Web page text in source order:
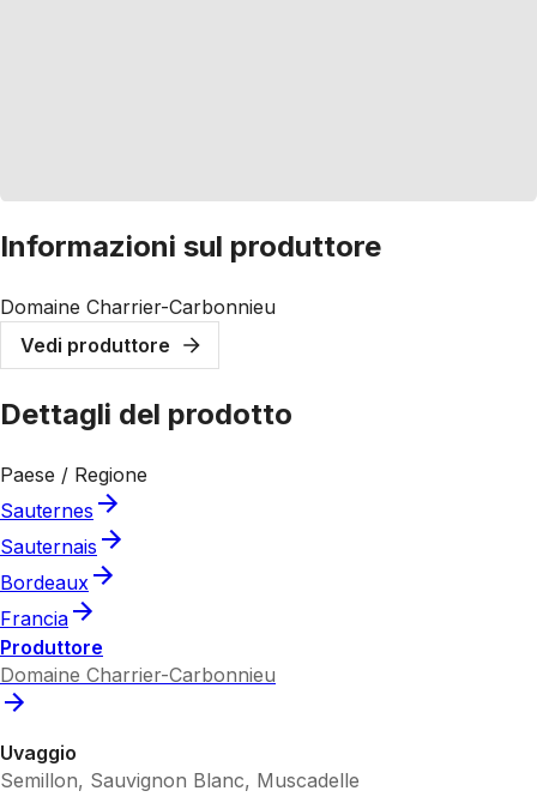
Informazioni sul produttore
Domaine Charrier-Carbonnieu
Vedi produttore
Dettagli del prodotto
Paese / Regione
Sauternes
Sauternais
Bordeaux
Francia
Produttore
Domaine Charrier-Carbonnieu
Uvaggio
Semillon, Sauvignon Blanc, Muscadelle